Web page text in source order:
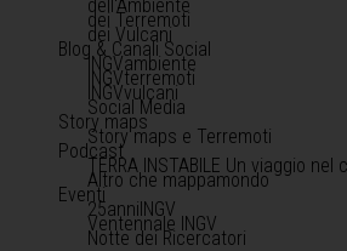
dell'Ambiente
dei Terremoti
dei Vulcani
Blog & Canali Social
INGVambiente
INGVterremoti
INGVvulcani
Social Media
Story maps
Story maps e Terremoti
Podcast
TERRA INSTABILE Un viaggio
Altro che mappamondo
Eventi
25anniINGV
Ventennale INGV
Notte dei Ricercatori